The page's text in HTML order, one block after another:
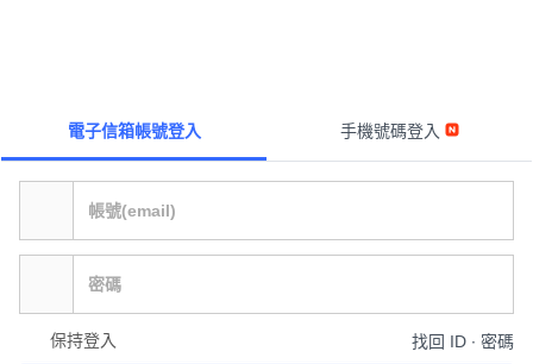
電子信箱帳號登入 手機號碼登入
保持登入 找回 ID ∙ 密碼